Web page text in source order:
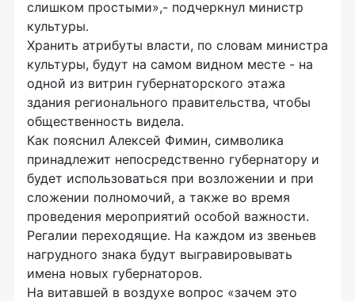
слишком простыми»,- подчеркнул министр
культуры.
Хранить атрибуты власти, по словам министра
культуры, будут на самом видном месте - на
одной из витрин губернаторского этажа
здания регионального правительства, чтобы
общественность видела.
Как пояснил Алексей Фимин, символика
принадлежит непосредственно губернатору и
будет использоваться при возложении и при
сложении полномочий, а также во время
проведения мероприятий особой важности.
Регалии переходящие. На каждом из звеньев
нагрудного знака будут выгравировывать
имена новых губернаторов.
На витавшей в воздухе вопрос «зачем это